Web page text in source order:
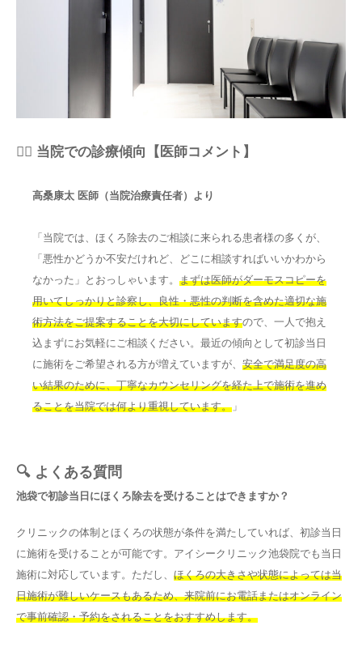
👨‍⚕️ 当院での診療傾向【医師コメント】
高桑康太 医師（当院治療責任者）より
「当院では、ほくろ除去のご相談に来られる患者様の多くが、
「悪性かどうか不安だけれど、どこに相談すればいいかわから
なかった」とおっしゃいます。 まずは医師がダーモスコピーを
用いてしっかりと診察し、良性・悪性の判断を含めた適切な施
術方法をご提案することを大切にしていますので、一人で抱え
込まずにお気軽にご相談ください。最近の傾向として初診当日
に施術をご希望される方が増えていますが、 安全で満足度の高
い結果のために、丁寧なカウンセリングを経た上で施術を進め
ることを当院では何より重視しています。 」
🔍 よくある質問
池袋で初診当日にほくろ除去を受けることはできますか？
クリニックの体制とほくろの状態が条件を満たしていれば、初診当日
に施術を受けることが可能です。アイシークリニック池袋院でも当日
施術に対応しています。ただし、 ほくろの大きさや状態によっては当
日施術が難しいケースもあるため、来院前にお電話またはオンライン
で事前確認・予約をされることをおすすめします。